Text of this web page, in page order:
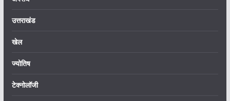
उत्तराखंड
खेल
ज्योतिष
टेक्नोलॉजी